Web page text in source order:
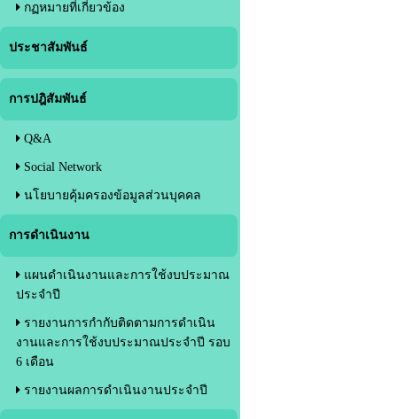
กฏหมายที่เกี่ยวข้อง
ประชาสัมพันธ์
การปฎิสัมพันธ์
Q&A
Social Network
นโยบายคุ้มครองข้อมูลส่วนบุคคล
การดำเนินงาน
แผนดำเนินงานและการใช้งบประมาณ
ประจำปี
รายงานการกำกับติดตามการดำเนิน
งานและการใช้งบประมาณประจำปี รอบ
6 เดือน
รายงานผลการดำเนินงานประจำปี